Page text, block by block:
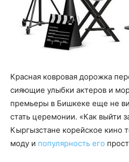
Красная ковровая дорожка
сияющие улыбки актеров и
премьеры в Бишкеке еще не
стать церемонии. «Как выйти
Кыргызстане корейское кино
моду и популярность его